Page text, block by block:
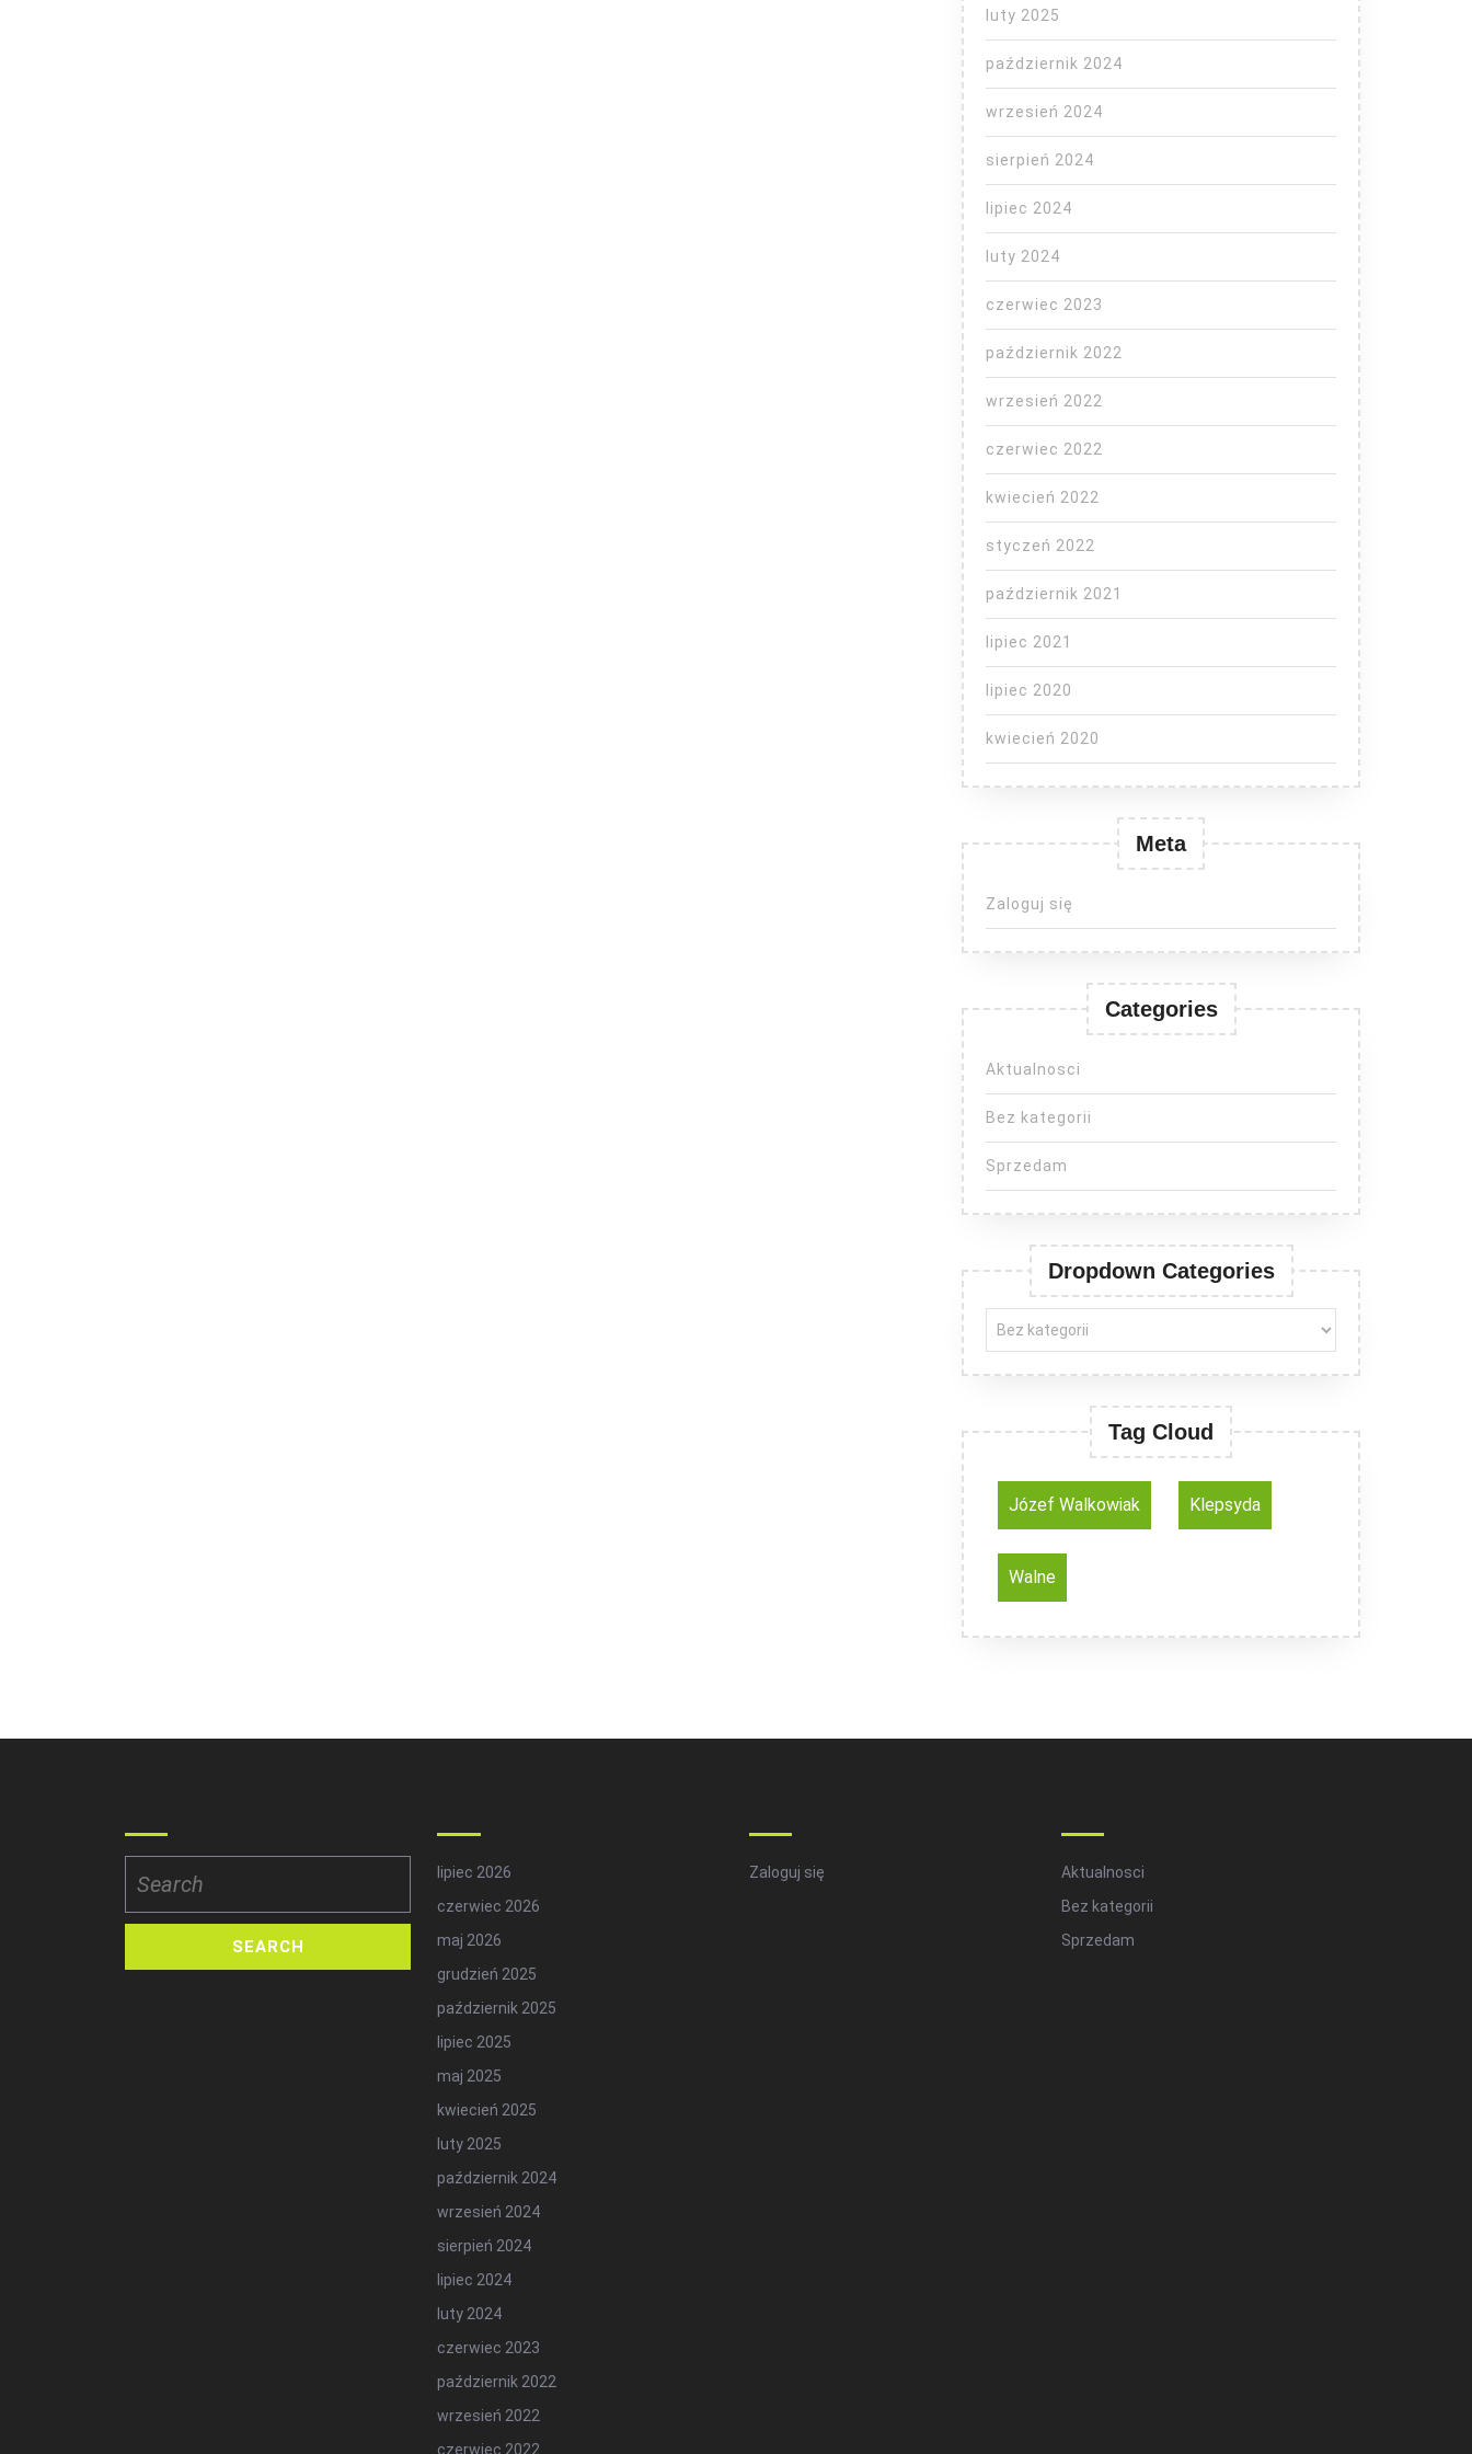
luty 2025
październik 2024
wrzesień 2024
sierpień 2024
lipiec 2024
luty 2024
czerwiec 2023
październik 2022
wrzesień 2022
czerwiec 2022
kwiecień 2022
styczeń 2022
październik 2021
lipiec 2021
lipiec 2020
kwiecień 2020
Meta
Zaloguj się
Categories
Aktualnosci
Bez kategorii
Sprzedam
Dropdown Categories
Tag Cloud
Józef Walkowiak Klepsyda
Walne
for:
lipiec 2026
czerwiec 2026
maj 2026
grudzień 2025
październik 2025
lipiec 2025
maj 2025
kwiecień 2025
luty 2025
październik 2024
wrzesień 2024
sierpień 2024
lipiec 2024
luty 2024
czerwiec 2023
październik 2022
wrzesień 2022
czerwiec 2022
Zaloguj się
Aktualnosci
Bez kategorii
Sprzedam